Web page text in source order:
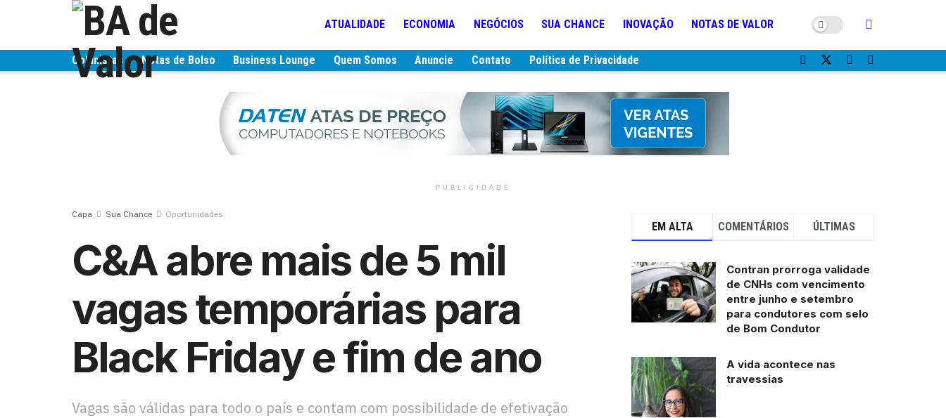
ATUALIDADE ECONOMIA NEGÓCIOS SUA CHANCE INOVAÇÃO NOTAS DE VALOR
Colunistas Notas de Bolso Business Lounge Quem Somos Anuncie Contato Política de Privacidade
PUBLICIDADE
Capa Sua Chance Oportunidades
C&A abre mais de 5 mil
vagas temporárias para
Black Friday e fim de ano
Vagas são válidas para todo o país e contam com possibilidade de efetivação
EM ALTA COMENTÁRIOS ÚLTIMAS
Contran prorroga validade
de CNHs com vencimento
entre junho e setembro
para condutores com selo
de Bom Condutor
A vida acontece nas
travessias